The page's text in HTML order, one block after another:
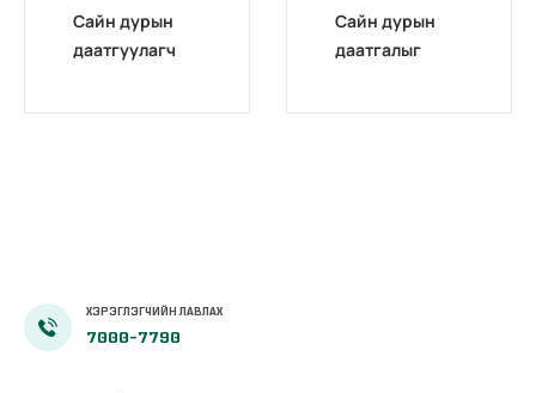
Сайн дурын
даатгуулагч
Сайн дурын
даатгалыг
ХЭРЭГЛЭГЧИЙН ЛАВЛАХ
7000-7790